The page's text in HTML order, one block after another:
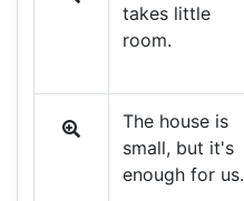
takes little
room.
The house is
small, but it's
enough for us.